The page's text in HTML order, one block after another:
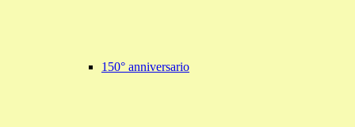
150° anniversario